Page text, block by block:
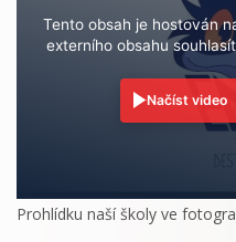
Tento obsah je hostován
externího obsahu
Načíst video
Prohlídku naší školy ve